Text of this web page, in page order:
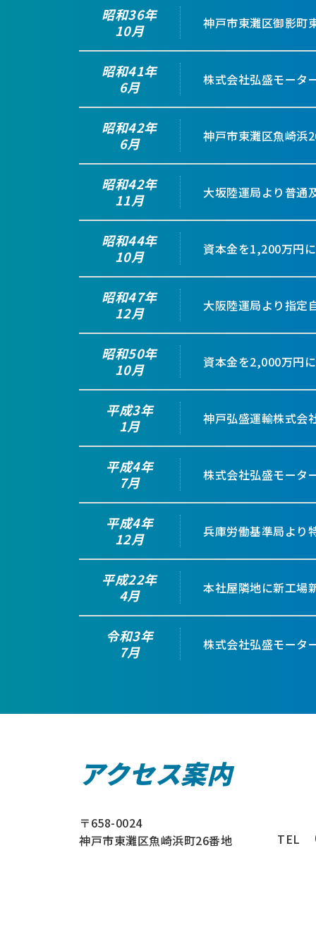
昭和36年
10月
神戸市東灘区御影町
昭和41年
6月
株式会社弘盛モータ
昭和42年
6月
神戸市東灘区魚崎浜
昭和42年
11月
大坂陸運局より普通
昭和44年
10月
資本金を1,200万円
昭和47年
12月
大阪陸運局より指定
昭和50年
10月
資本金を2,000万円
平成3年
1月
神戸弘盛運輸株式会
平成4年
7月
株式会社弘盛モータ
平成4年
12月
兵庫労働基準局より
平成22年
4月
本社屋隣地に新工場
令和3年
7月
株式会社弘盛モータ
アクセス案内
〒658-0024
神戸市東灘区魚崎浜町26番地
TEL